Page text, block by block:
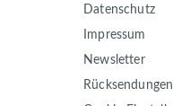
Datenschutz
Impressum
Newsletter
Rücksendungen